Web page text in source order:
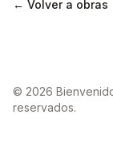
← Volver a obras
© 2026
reservados.